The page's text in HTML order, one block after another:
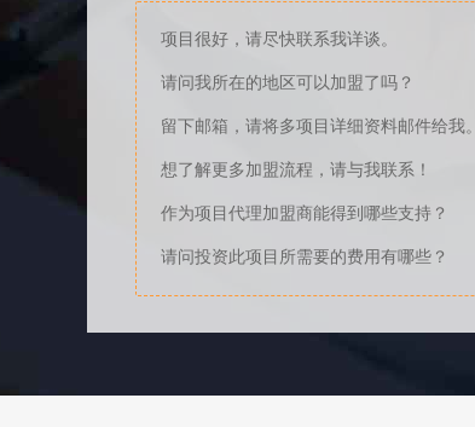
项目很好，请尽快联系我详谈。
请问我所在的地区可以加盟了吗？
留下邮箱，请将多项目详细资料邮件给我。
想了解更多加盟流程，请与我联系！
作为项目代理加盟商能得到哪些支持？
请问投资此项目所需要的费用有哪些？